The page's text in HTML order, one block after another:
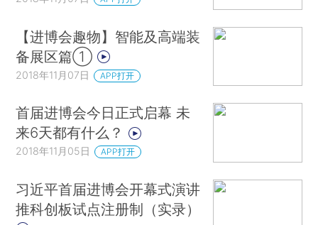
【进博会趣物】智能及高端装
备展区篇①
2018年11月07日 APP打开
首届进博会今日正式启幕 未
来6天都有什么？
2018年11月05日 APP打开
习近平首届进博会开幕式演讲
推科创板试点注册制（实录）